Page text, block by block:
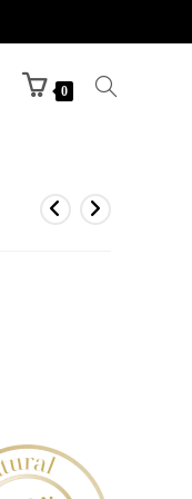
0 Toggle